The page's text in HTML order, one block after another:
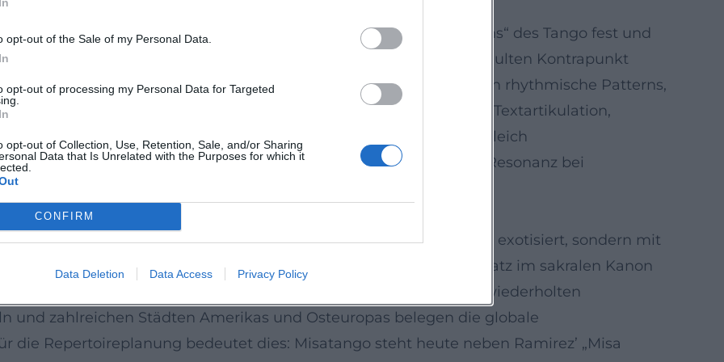
opt-out of the Sale of my Personal Data.
opt-out of processing my Personal Data for Targeted
opt-out of Collection, Use, Retention, Sale, and/or Sharing
Data that Is Unrelated with the Purposes for which it
CONFIRM
Data Deletion Data Access Privacy Policy
Chorkontrapunkt
Er hält das „harmonische Inventar“ und die „melodischen Designs“ des Tango fest und
homophonen Deklamationsstil bis zum dichten, barock geschulten Kontrapunkt
Gravitationszentrum; Klavier und Streicher schichten rhythmische Patterns,
Akzenten changieren. In der Chorführung nutzt Palmeri klare Textartikulation,
– eine Produktion, die Ensembles fordert und zugleich
aus Genreidentität und formaler Strenge erklärt die nachhaltige Resonanz bei
Globalität
„Tango als Konzertsprache“ erweitert, indem sie die Liturgie nicht exotisiert, sondern mit
Sie verleiht spanisch-lateinamerikanischer Identität einen Platz im sakralen Kanon
Rhythmen ohne Verlust liturgischer Gravitas. Die wiederholten
und zahlreichen Städten Amerikas und Osteuropas belegen die globale
die Repertoireplanung bedeutet dies: Misatango steht heute neben Ramirez’ „Misa